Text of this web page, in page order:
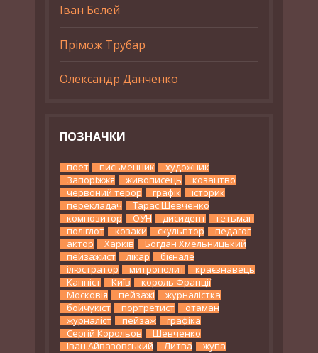
Іван Белей
Прімож Трубар
Олександр Данченко
ПОЗНАЧКИ
поет письменник
художник
Запоріжжя
живописець
козацтво
червоний терор
графік
історик
перекладач
Тарас Шевченко
композитор
ОУН дисидент
гетьман
поліглот
козаки скульптор
педагог
актор
Харків
Богдан Хмельницький
пейзажист
лікар
бієнале
ілюстратор
митрополит
краєзнавець
Капніст
Київ
король Франції
Московія
пейзажі
журналістка
бойчукіст
портретист
отаман
журналіст
пейзаж
графіка
Сергій Корольов
Шевченко
Іван Айвазовський
Литва жупа